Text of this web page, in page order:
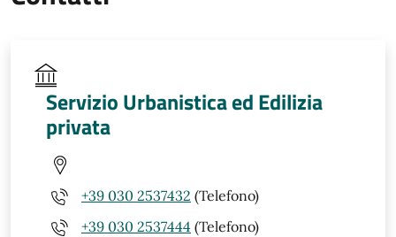
Servizio Urbanistica ed Edilizia
privata
+39 030 2537432 (Telefono)
+39 030 2537444 (Telefono)